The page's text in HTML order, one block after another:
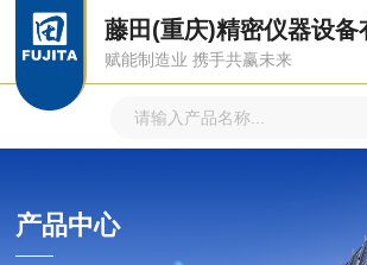
藤田(重庆)精密仪器设备
赋能制造业 携手共赢未来
产品中心